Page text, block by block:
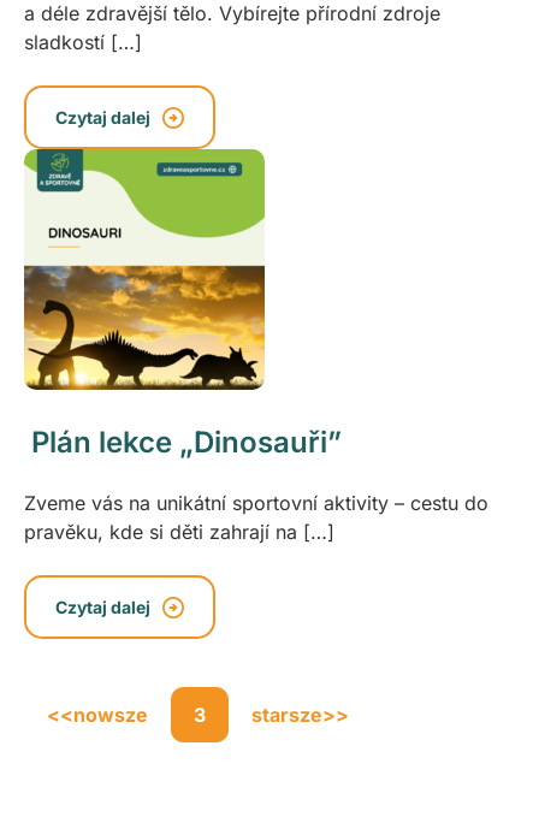
a déle zdravější tělo. Vybírejte přírodní zdroje
sladkostí […]
Czytaj dalej
Plán lekce „Dinosauři”
Zveme vás na unikátní sportovní aktivity – cestu do
pravěku, kde si děti zahrají na […]
Czytaj dalej
<<nowsze 3 starsze>>